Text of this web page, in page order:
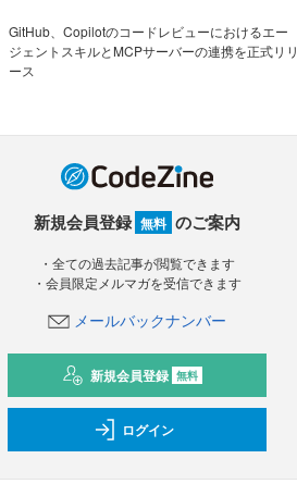
GitHub、Copilotのコードレビューにおけるエー
ジェントスキルとMCPサーバーの連携を正式リリ
ース
新規会員登録 無料 のご案内
・全ての過去記事が閲覧できます
・会員限定メルマガを受信できます
メールバックナンバー
新規会員登録 無料
ログイン